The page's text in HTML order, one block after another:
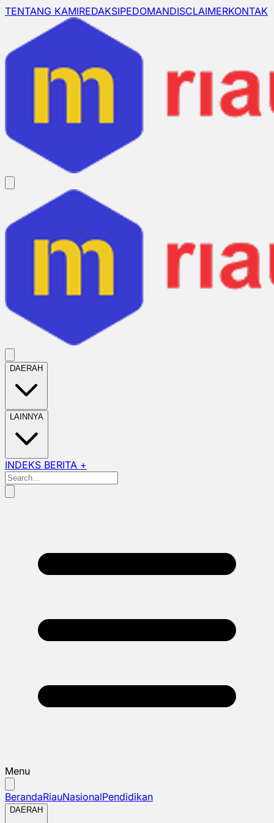
TENTANG KAMIREDAKSIPEDOMANDISCLAIMERKONTAK
DAERAH
LAINNYA
INDEKS BERITA +
Menu
BerandaRiauNasionalPendidikan
DAERAH